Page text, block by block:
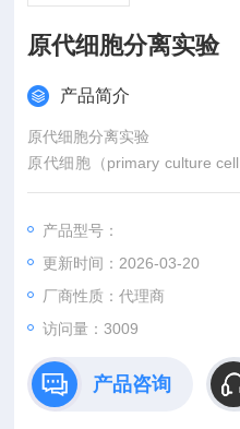
原代细胞分离实验
产品简介
原代细胞分离实验
原代细胞（primary culture
细胞。培养的第1代细胞与传
产品型号：
更新时间：2026-03-20
厂商性质：代理商
访问量：3009
产品咨询